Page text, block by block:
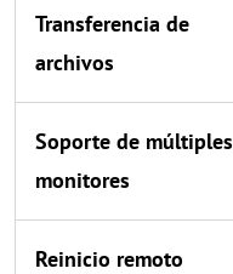
Transferencia de
archivos
Soporte de múltiples
monitores
Reinicio remoto